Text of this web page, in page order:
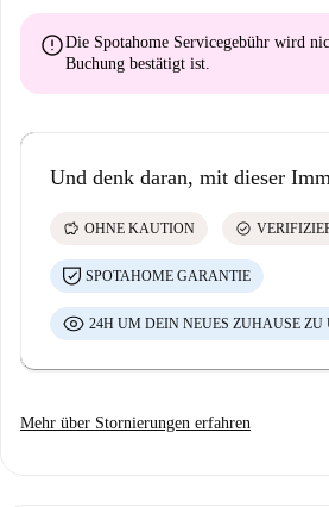
errorDie Spotahome Servicegebühr wird
Buchung bestätigt ist.
Und denk daran, mit dieser
savings OHNE KAUTION check_circle
SPOTAHOME GARANTIE
24H UM DEIN NEUES ZUHAUSE ZU
Mehr über Stornierungen erfahren